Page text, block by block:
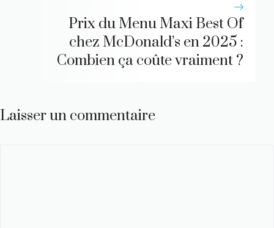
Prix du Menu Maxi Best Of
chez McDonald’s en 2025 :
Combien ça coûte vraiment ?
Laisser un commentaire